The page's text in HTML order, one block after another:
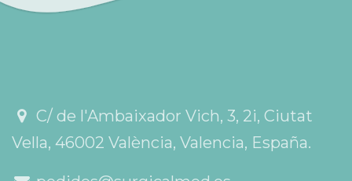
C/ de l'Ambaixador Vich, 3, 2i, Ciutat
Vella, 46002 València, Valencia, España.